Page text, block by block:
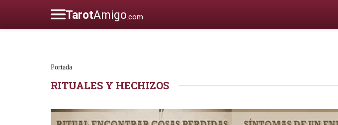
Portada
RITUALES Y HECHIZOS